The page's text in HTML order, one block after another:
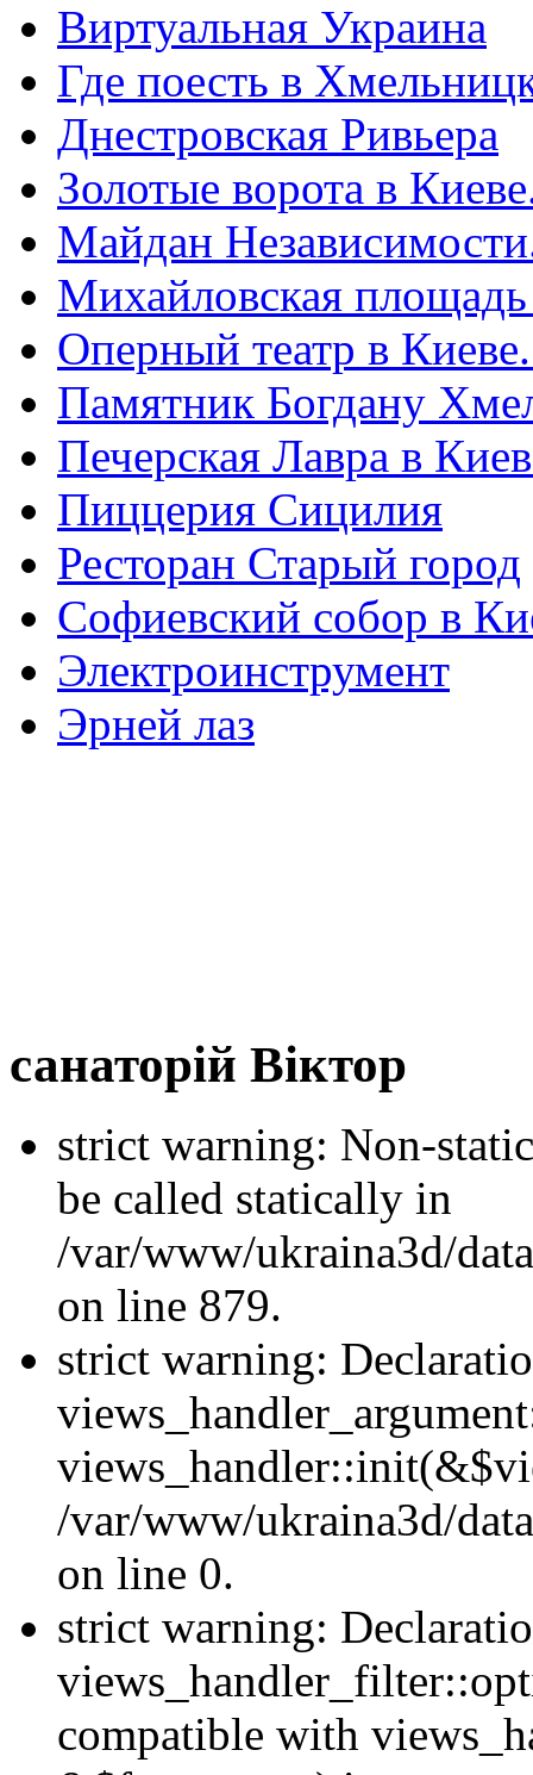
Виртуальная Украина
Где поесть в
Днестровская Ривьера
Золотые ворота в
Майдан
Михайловская
Оперный театр в
Памятник Богдану
Печерская Лавра в
Пиццерия Сицилия
Ресторан Старый город
Софиевский собор в
Электроинструмент
Эрней лаз
санаторій Віктор
strict warning: Non-
be called statically in
/var/www/ukraina3d/
on line 879.
strict warning:
/var/www/ukraina3d/
on line 0.
strict warning:
compatible with